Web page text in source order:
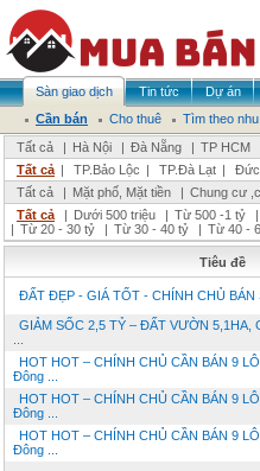
Sàn giao dịch Tin tức Dự án
Cần bán
Cho thuê
Tìm theo
Tất cả
| Hà Nội | Đà Nẵng | TP HCM
Tất cả | TP.Bảo Lộc | TP.Đà Lạt | Đức
Tất cả
| Mặt phố, Mặt tiền | Chung cư
Tất cả
| Dưới 500 triệu | Từ 500 -1 tỷ |
| Từ 20 - 30 tỷ | Từ 30 - 40 tỷ | Từ 40 -
Tiêu đề
ĐẤT ĐẸP - GIÁ TỐT - CHÍNH CHỦ BÁN
GIẢM SỐC 2,5 TỶ – ĐẤT VƯỜN 5,1HA,
HOT HOT – CHÍNH CHỦ CẦN BÁN 9
Đông ...
HOT HOT – CHÍNH CHỦ CẦN BÁN 9
Đông ...
HOT HOT – CHÍNH CHỦ CẦN BÁN 9
Đông ...